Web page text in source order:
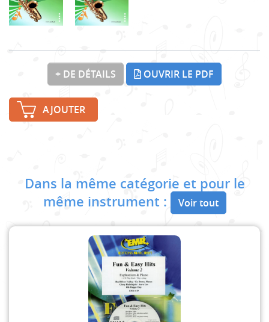
+ DE DÉTAILS OUVRIR LE PDF
AJOUTER
Dans la même catégorie et pour le
même instrument :
Voir tout